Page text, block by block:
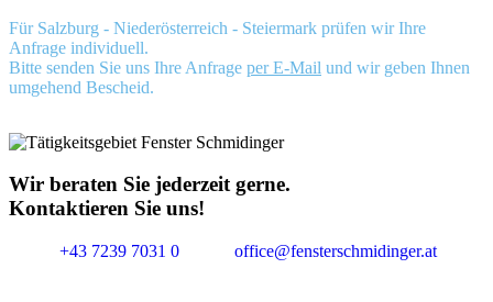
Für Salzburg - Niederösterreich - Steiermark prüfen wir Ihre
Anfrage individuell.
Bitte senden Sie uns Ihre Anfrage per E-Mail und wir geben Ihnen
umgehend Bescheid.
Wir beraten Sie jederzeit gerne.
Kontaktieren Sie uns!
+43 7239 7031 0 office@fensterschmidinger.at